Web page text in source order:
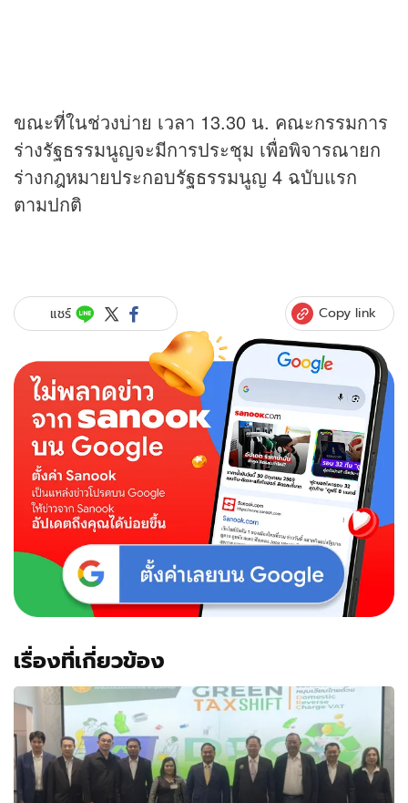
ขณะที่ในช่วงบ่าย เวลา 13.30 น. คณะกรรมการ
ร่างรัฐธรรมนูญจะมีการประชุม เพื่อพิจารณายก
ร่างกฎหมายประกอบรัฐธรรมนูญ 4 ฉบับแรก
ตามปกติ
แชร์ Copy link
เรื่องที่เกี่ยวข้อง